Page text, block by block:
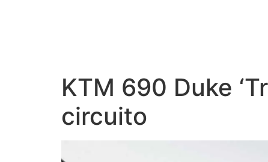
KTM 690 Duke
circuito